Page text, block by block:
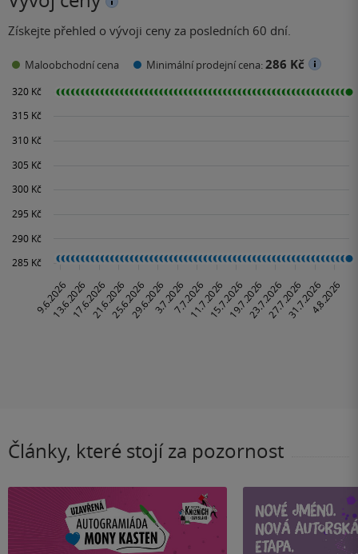
Získejte přehled o vývoji ceny za posledních 60 dní.
Maloobchodní cena Minimální prodejní cena:286 Kč
Články, které stojí za pozornost